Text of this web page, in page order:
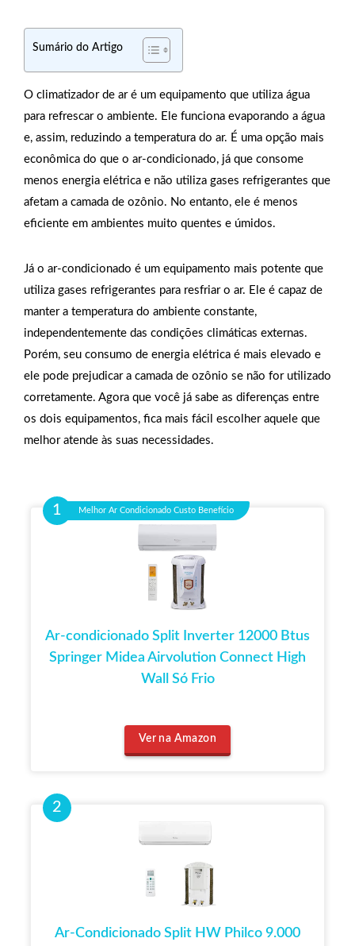
Sumário do Artigo
O climatizador de ar é um equipamento que utiliza água
para refrescar o ambiente. Ele funciona evaporando a água
e, assim, reduzindo a temperatura do ar. É uma opção mais
econômica do que o ar-condicionado, já que consome
menos energia elétrica e não utiliza gases refrigerantes que
afetam a camada de ozônio. No entanto, ele é menos
eficiente em ambientes muito quentes e úmidos.
Já o ar-condicionado é um equipamento mais potente que
utiliza gases refrigerantes para resfriar o ar. Ele é capaz de
manter a temperatura do ambiente constante,
independentemente das condições climáticas externas.
Porém, seu consumo de energia elétrica é mais elevado e
ele pode prejudicar a camada de ozônio se não for utilizado
corretamente. Agora que você já sabe as diferenças entre
os dois equipamentos, fica mais fácil escolher aquele que
melhor atende às suas necessidades.
Melhor Ar Condicionado Custo Benefício
Ar-condicionado Split Inverter 12000 Btus
Springer Midea Airvolution Connect High
Wall Só Frio
Ver na Amazon
Ar-Condicionado Split HW Philco 9.000